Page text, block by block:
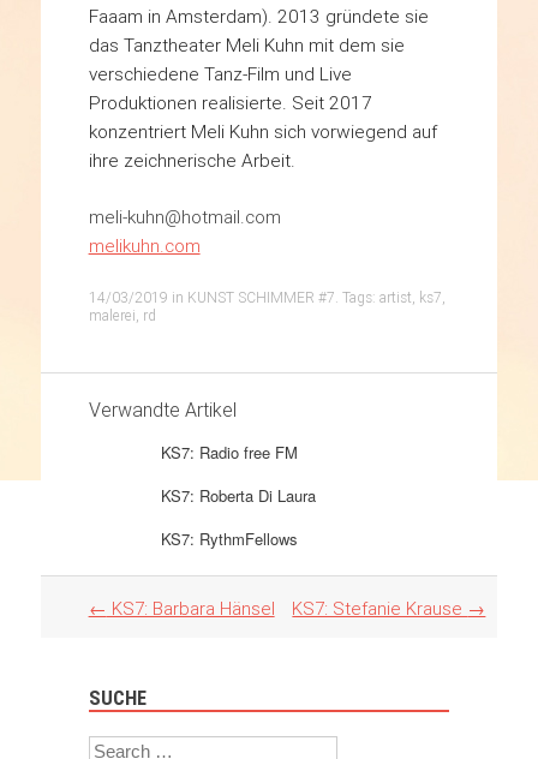
Faaam in Amsterdam). 2013 gründete sie
das Tanztheater Meli Kuhn mit dem sie
verschiedene Tanz-Film und Live
Produktionen realisierte. Seit 2017
konzentriert Meli Kuhn sich vorwiegend auf
ihre zeichnerische Arbeit.
meli-kuhn@hotmail.com
melikuhn.com
14/03/2019 in KUNST SCHIMMER #7 . Tags: artist ks7
malerei rd
Verwandte Artikel
KS7: Radio free FM
KS7: Roberta Di Laura
KS7: RythmFellows
Artikel
← KS7: Barbara Hänsel KS7: Stefanie Krause →
SUCHE
Search